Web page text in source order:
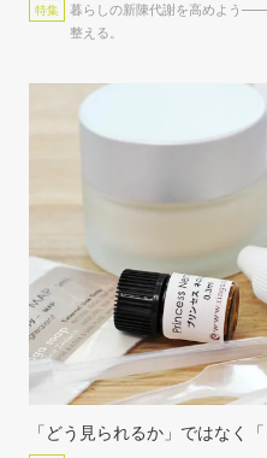
特集
暮らしの新陳代謝を高めよう
整える。
「どう見られるか」ではなく